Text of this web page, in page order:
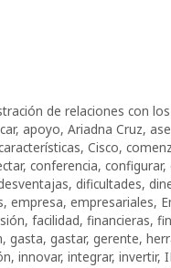
de relaciones con
, apoyo, Ariadna Cruz,
, Cisco,
, conferencia, configurar,
, dificultades,
, empresa, empresariales,
, facilidad, financieras,
, gasta, gastar, gerente,
, innovar, integrar, invertir,